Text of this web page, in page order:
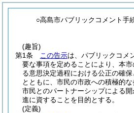
○高島市パブリックコメント手
(趣旨)
第1条
この告示は、パブリックコメ
要な事項を定めることにより、本
る意思決定過程における公正の確
とともに、市民の市政への積極的
市民とのパートナーシップによる
進に資することを目的とする。
(定義)